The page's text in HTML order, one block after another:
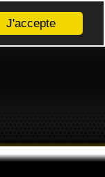
J'accepte